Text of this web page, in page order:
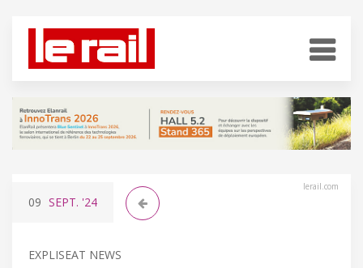
lerail.com
09 SEPT. '24
EXPLISEAT NEWS